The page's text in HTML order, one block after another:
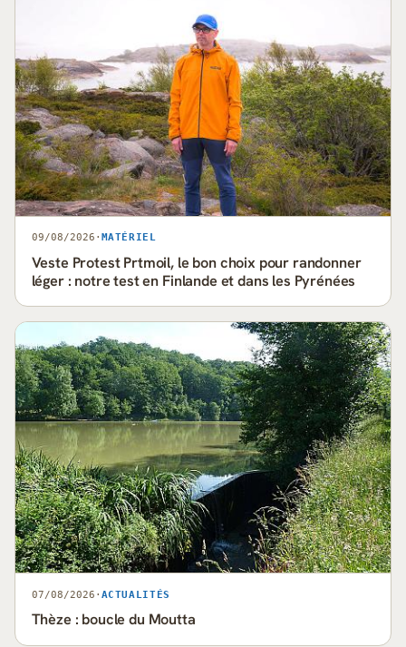
09/08/2026 · MATÉRIEL
Veste Protest Prtmoil, le bon choix pour randonner
léger : notre test en Finlande et dans les Pyrénées
07/08/2026 · ACTUALITÉS
Thèze : boucle du Moutta